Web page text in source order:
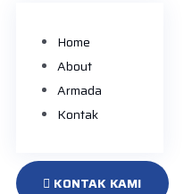
Home
About
Armada
Kontak
KONTAK KAMI